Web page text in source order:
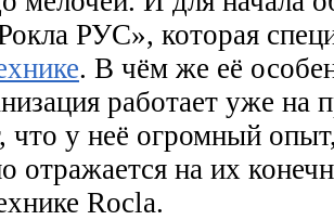
РУС», которая
. В чём же её
работает уже на
что у неё огромный
отражается на их
Rocla.